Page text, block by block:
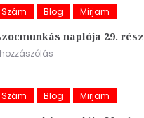
Blog Mirjam
naplója 29. rész
Blog Mirjam